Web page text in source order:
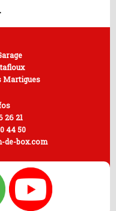
Martigues
26 21
44 50
de-box.com